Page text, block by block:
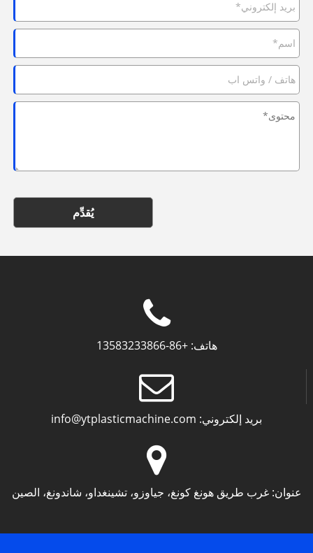
يُقدِّم
هاتف: +86-13583233866
بريد إلكتروني: info@ytplasticmachine.com
عنوان: غرب طريق هونغ كونغ، جياوزو، تشينغداو، شاندونغ، الصين